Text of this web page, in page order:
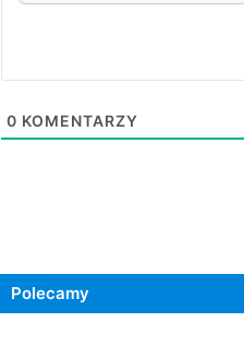
0 KOMENTARZY
Polecamy